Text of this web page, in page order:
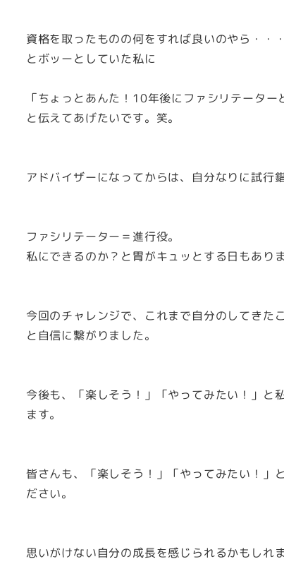
資格を取ったものの何をすれば良いのやら・・・
とボッーとしていた私に
「ちょっとあんた！10年後にファシリテーター
と伝えてあげたいです。笑。
アドバイザーになってからは、自分なりに試行
ファシリテーター＝進行役。
私にできるのか？と胃がキュッとする日もあり
今回のチャレンジで、これまで自分のしてきた
と自信に繋がりました。
今後も、「楽しそう！」「やってみたい！」と
ます。
皆さんも、「楽しそう！」「やってみたい！」
ださい。
思いがけない自分の成長を感じられるかもしれま